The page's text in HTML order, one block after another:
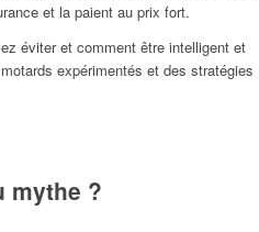
et la paient au prix fort.
éviter et comment être intelligent et
expérimentés et des stratégies
mythe ?